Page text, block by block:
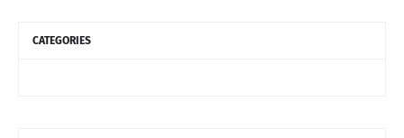
CATEGORIES